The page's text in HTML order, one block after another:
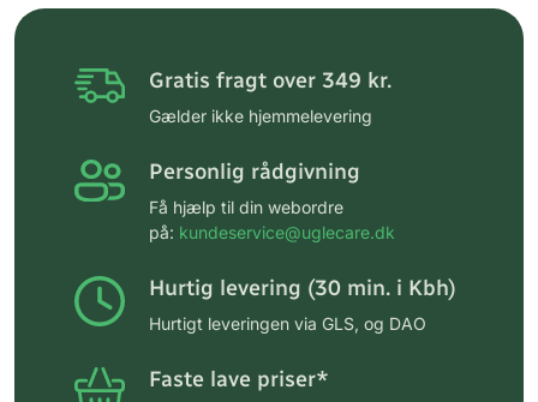
Gratis fragt over 349 kr.
Gælder ikke hjemmelevering
Personlig rådgivning
Få hjælp til din webordre
på: kundeservice@uglecare.dk
Hurtig levering (30 min. i Kbh)
Hurtigt leveringen via GLS, og DAO
Faste lave priser*